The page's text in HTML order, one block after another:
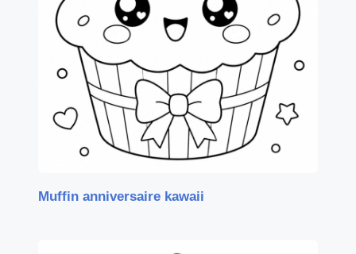
Muffin anniversaire kawaii